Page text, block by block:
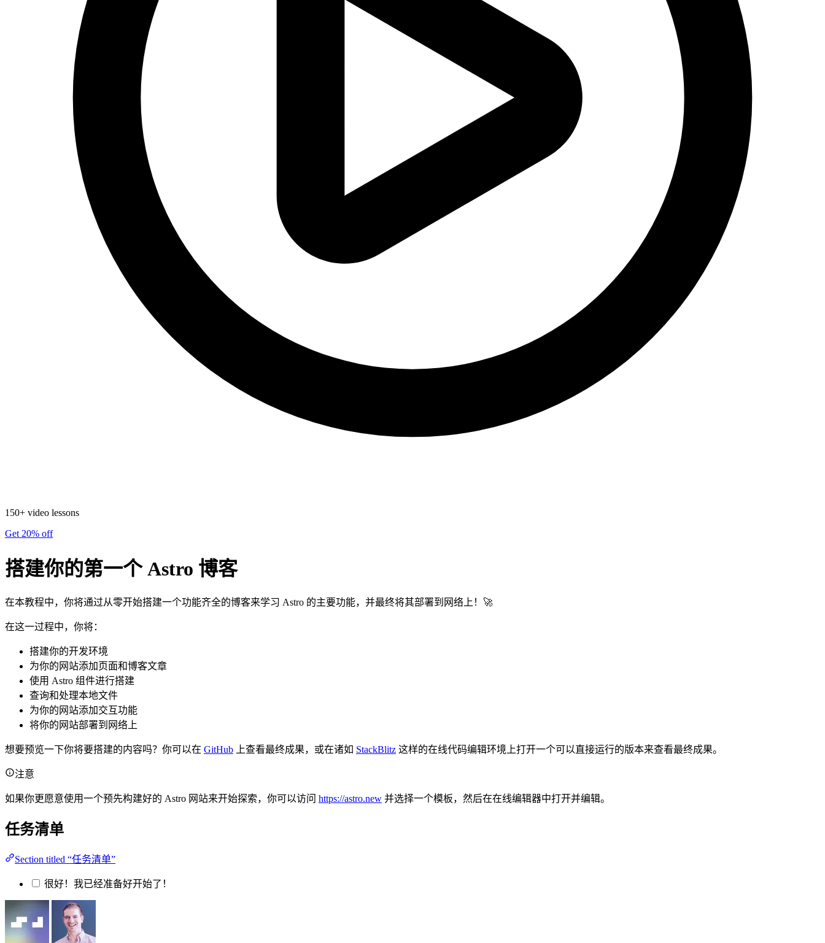
150+ video lessons
Get 20% off
搭建你的第一个 Astro 博客
在本教程中，你将通过从零开始搭建一个功能齐全的博客来学习 Astro 的主要功能，并最终将其部署到网络上！🚀
在这一过程中，你将：
搭建你的开发环境
为你的网站添加页面和博客文章
使用 Astro 组件进行搭建
查询和处理本地文件
为你的网站添加交互功能
将你的网站部署到网络上
想要预览一下你将要搭建的内容吗？你可以在 GitHub 上查看最终成果，或在诸如 StackBlitz 这样的在线代码编辑环境上打开一个可以直接运行的版本来查看最终成果。
注意
如果你更愿意使用一个预先构建好的 Astro 网站来开始探索，你可以访问 https://astro.new 并选择一个模板，然后在在线编辑器中打开并编辑。
任务清单
Section titled “任务清单”
很好！我已经准备好开始了！